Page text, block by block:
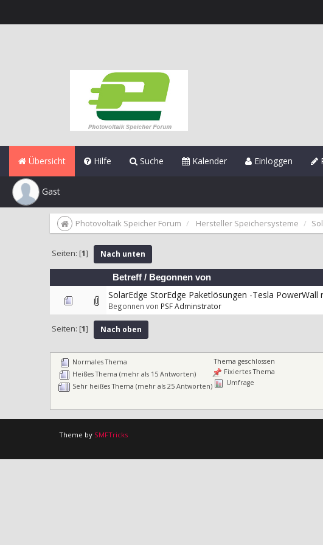
Übersicht Hilfe Suche Kalender Einloggen
Gast
Photovoltaik Speicher Forum Hersteller Speichersysteme
Seiten: [1] Nach unten
Betreff / Begonnen von
SolarEdge StorEdge Paketlösungen -Tesla PowerWall
Begonnen von PSF Adminstrator
Seiten: [1] Nach oben
Normales Thema
Heißes Thema (mehr als 15 Antworten)
Sehr heißes Thema (mehr als 25 Antworten)
Thema geschlossen
Fixiertes Thema
Umfrage
Theme by SMFTricks